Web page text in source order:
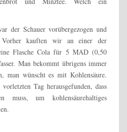
der Schauer vorübergezogen und
kauften wir an einer der
Flasche Cola für 5 MAD (0,50
Man bekommt übrigens immer
man wünscht es mit Kohlensäure.
Tag herausgefunden, dass
muss, um kohlensäurehaltiges